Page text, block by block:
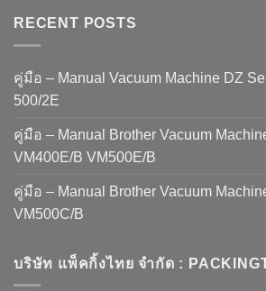
RECENT POSTS
คู่มือ – Manual Vacuum Machine DZ
500/2E
คู่มือ – Manual Brother Vacuum
VM400E/B VM500E/B
คู่มือ – Manual Brother Vacuum
VM500C/B
บริษัท แพ็คกิ้งไทย จำกัด :